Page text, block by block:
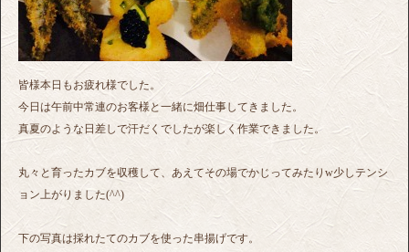
皆様本日もお疲れ様でした。
今日は午前中常連のお客様と一緒に畑仕事してきました。
真夏のような日差しで汗だくでしたが楽しく作業できました。
丸々と育ったカブを収穫して、あえてその場でかじってみたりw少しテンシ
ョン上がりました(^^)
下の写真は採れたてのカブを使った串揚げです。